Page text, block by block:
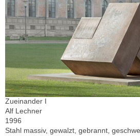
Zueinander I
Alf Lechner
1996
Stahl massiv, gewalzt, gebrannt,